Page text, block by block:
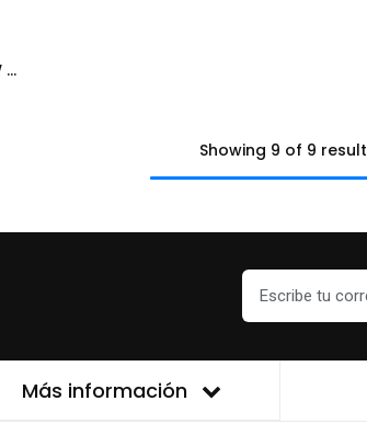
FUENTE GIGABYTE 850W 80PLUS GOLD ATX MODULAR NEGRO GP-UD850GM PG5 V2 12M DE GARANTIA
Showing 9 of 9
Más información